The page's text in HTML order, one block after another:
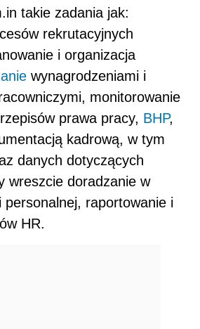
takie zadania jak:
rekrutacyjnych
i organizacja
wynagrodzeniami i
monitorowanie
prawa pracy, BHP,
kadrową, w tym
danych dotyczących
wreszcie doradzanie w
personalnej, raportowanie i
HR.